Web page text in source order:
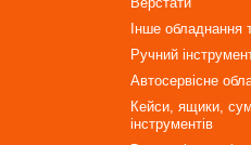
Інше обладнання
Ручний
Автосервісне
Кейси, ящики,
інструментів